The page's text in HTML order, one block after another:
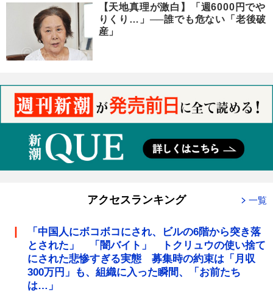
【天地真理が激白】「週6000円でや
りくり…」──誰でも危ない「老後破
産」
アクセスランキング 一覧
「中国人にボコボコにされ、ビルの6階から突き落
とされた」 「闇バイト」 トクリュウの使い捨て
にされた悲惨すぎる実態 募集時の約束は「月収
300万円」も、組織に入った瞬間、「お前たち
は…」